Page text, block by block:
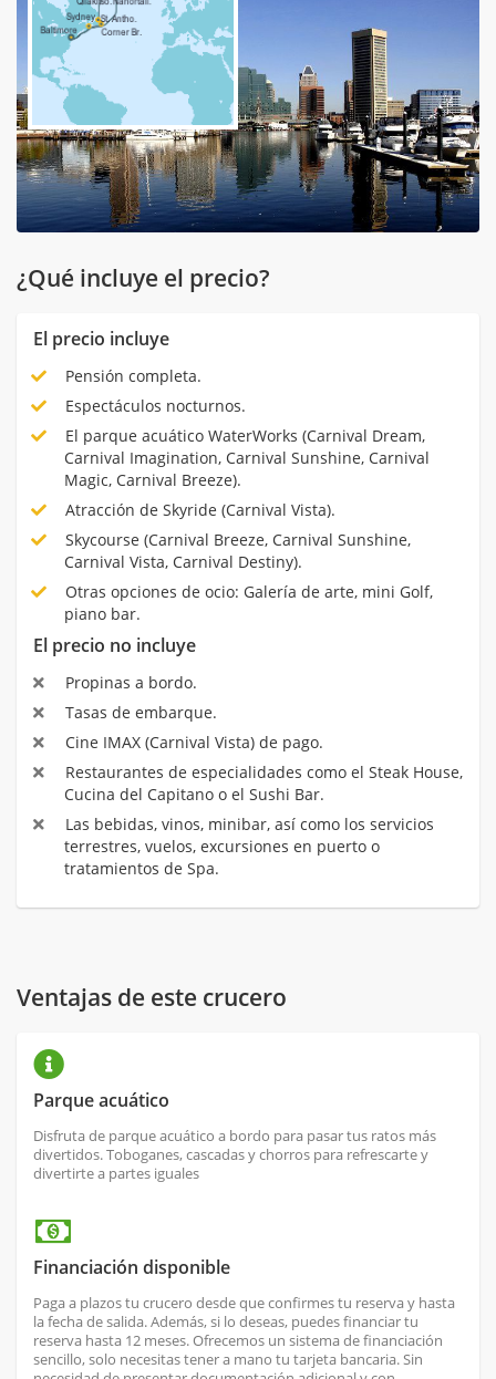
¿Qué incluye el precio?
El precio incluye
Pensión completa.
Espectáculos nocturnos.
El parque acuático WaterWorks (Carnival Dream,
Carnival Imagination, Carnival Sunshine, Carnival
Magic, Carnival Breeze).
Atracción de Skyride (Carnival Vista).
Skycourse (Carnival Breeze, Carnival Sunshine,
Carnival Vista, Carnival Destiny).
Otras opciones de ocio: Galería de arte, mini Golf,
piano bar.
El precio no incluye
Propinas a bordo.
Tasas de embarque.
Cine IMAX (Carnival Vista) de pago.
Restaurantes de especialidades como el Steak House,
Cucina del Capitano o el Sushi Bar.
Las bebidas, vinos, minibar, así como los servicios
terrestres, vuelos, excursiones en puerto o
tratamientos de Spa.
Ventajas de este crucero
Parque acuático
Disfruta de parque acuático a bordo para pasar tus ratos más
divertidos. Toboganes, cascadas y chorros para refrescarte y
divertirte a partes iguales
Financiación disponible
Paga a plazos tu crucero desde que confirmes tu reserva y hasta
la fecha de salida. Además, si lo deseas, puedes financiar tu
reserva hasta 12 meses. Ofrecemos un sistema de financiación
sencillo, solo necesitas tener a mano tu tarjeta bancaria. Sin